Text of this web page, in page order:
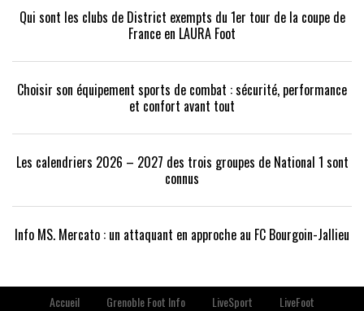
Qui sont les clubs de District exempts du 1er tour de la coupe de
France en LAURA Foot
Choisir son équipement sports de combat : sécurité, performance
et confort avant tout
Les calendriers 2026 – 2027 des trois groupes de National 1 sont
connus
Info MS. Mercato : un attaquant en approche au FC Bourgoin-Jallieu
Accueil Grenoble Foot Info LiveSport
LiveFoot